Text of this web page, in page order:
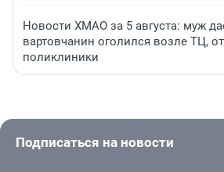
Новости ХМАО за 5 августа: муж
вартовчанин оголился возле ТЦ,
поликлиники
Подписаться на новости